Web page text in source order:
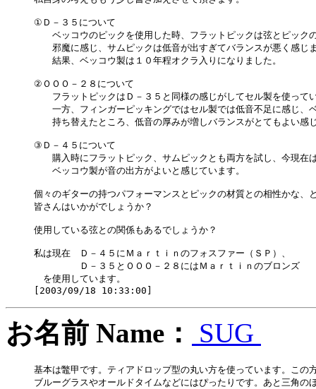
①Ｄ－３５について
ベッコウのピックを使用した時、フラットピックは弦とピック
邪魔に感じ、サムピックは低音が出すぎてバランスが悪く感じ
結果、ベッコウ製は１０年程オクラ入りになりました。
②ＯＯＯ－２８について
フラットピックはＤ－３５と同様の感じがしてセル製を使って
一方、フィンガーピッキングではセル製では低音不足に感じ、
持ち替えたところ、低音の厚みが増しバランスがとてもよい感
③Ｄ－４５について
購入時にフラットピック、サムピックとも両方を試し、今現在
ベッコウ製が音の出方がよいと感じています。
個々のギターの持つパフォーマンスとピックの材質との相性かな、
皆さんはいかがでしょうか？
使用している弦との関係もあるでしょうか？
私は現在　Ｄ－４５にＭａｒｔｉｎのフォスファー（ＳＰ）、
Ｄ－３５とＯＯＯ－２８にはＭａｒｔｉｎのブロンズ
を使用しています。
お名前 Name： SUG
基本は鼈甲です。ティアドロップ型の丸い方を使っています。この
ブルーグラスやオールドタイムなどにはぴったりです。あと三角の